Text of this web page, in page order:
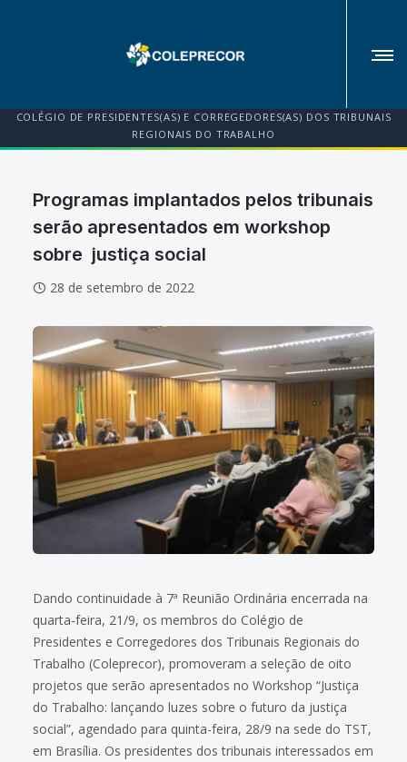
COLÉGIO DE PRESIDENTES(AS) E CORREGEDORES(AS) DOS TRIBUNAIS
REGIONAIS DO TRABALHO
Programas implantados pelos tribunais
serão apresentados em workshop
sobre justiça social
28 de setembro de 2022
Dando continuidade à 7ª Reunião Ordinária encerrada na
quarta-feira, 21/9, os membros do Colégio de
Presidentes e Corregedores dos Tribunais Regionais do
Trabalho (Coleprecor), promoveram a seleção de oito
projetos que serão apresentados no Workshop “Justiça
do Trabalho: lançando luzes sobre o futuro da justiça
social”, agendado para quinta-feira, 28/9 na sede do TST,
em Brasília. Os presidentes dos tribunais interessados em